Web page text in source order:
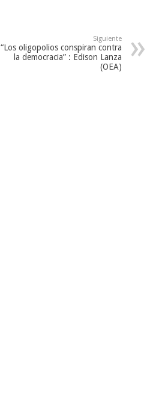
Siguiente
“Los oligopolios conspiran contra
la democracia” : Edison Lanza
(OEA)